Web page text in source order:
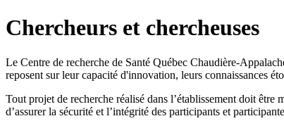
Chercheurs et chercheuses
Le Centre de recherche de Santé Québec Chaudière-
reposent sur leur capacité d'innovation, leurs connaissances
Tout projet de recherche réalisé dans l’établissement doit
d’assurer la sécurité et l’intégrité des participants et